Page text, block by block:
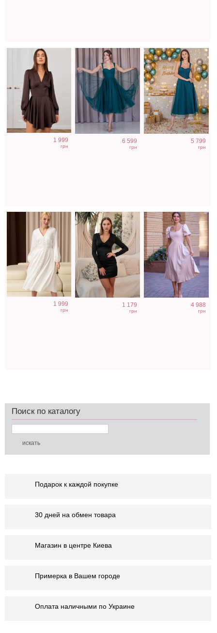
1 999
грн
6 599
грн
5 799
грн
Молочное
атласное платье
миди с длинным
1 999
грн
Маленькое
черное платье на
любой повод
1 179
грн
Коктейльное
бежевое платье
4 988
грн
Поиск по каталогу
Подарок к каждой покупке
30 дней на обмен товара
Магазин в центре Киева
Примерка в Вашем городе
Оплата наличными по Украине